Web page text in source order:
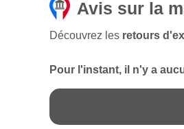
Avis sur la
Découvrez les retours
Pour l'instant, il n'y a